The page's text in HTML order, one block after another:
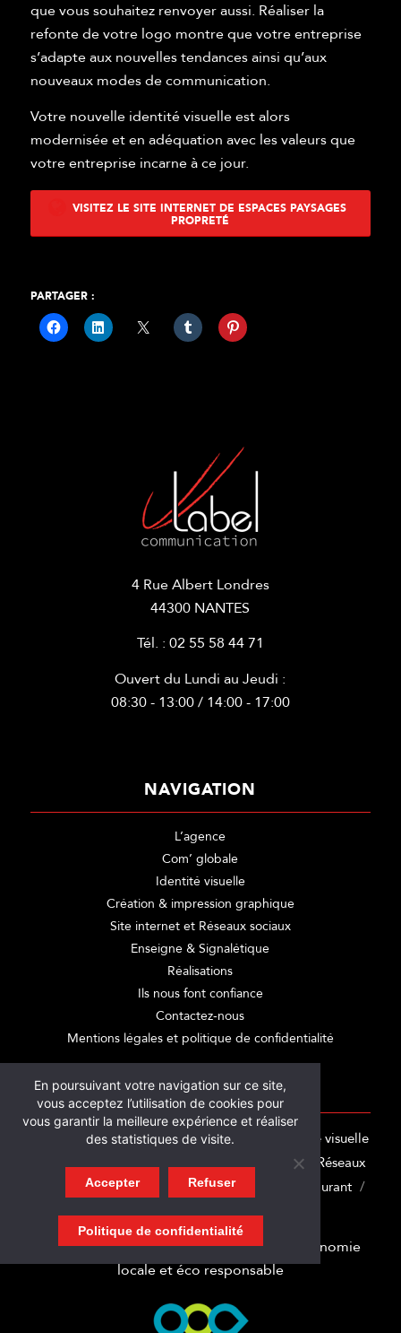
que vous souhaitez renvoyer aussi. Réaliser la
refonte de votre logo montre que votre entreprise
s’adapte aux nouvelles tendances ainsi qu’aux
nouveaux modes de communication.
Votre nouvelle identité visuelle est alors
modernisée et en adéquation avec les valeurs que
votre entreprise incarne à ce jour.
VISITEZ LE SITE INTERNET DE ESPACES PAYSAGES
PROPRETÉ
PARTAGER :
4 Rue Albert Londres
44300 NANTES
Tél. : 02 55 58 44 71
Ouvert du Lundi au Jeudi :
08:30 - 13:00 / 14:00 - 17:00
NAVIGATION
L’agence
Com’ globale
Identité visuelle
Création & impression graphique
Site internet et Réseaux sociaux
Enseigne & Signalétique
Réalisations
Ils nous font confiance
Contactez-nous
Mentions légales et politique de confidentialité
CATÉGORIES
Les Actus Communication globale
Identité visuelle
Site internet
Réseaux
Marquage adhésif
Spécialité Restaurant
Membre Nant’est entreprise, pour une économie
locale et éco responsable
En poursuivant votre navigation sur ce site,
vous acceptez l’utilisation de cookies pour
vous garantir la meilleure expérience et réaliser
des statistiques de visite.
Accepter Refuser
Politique de confidentialité